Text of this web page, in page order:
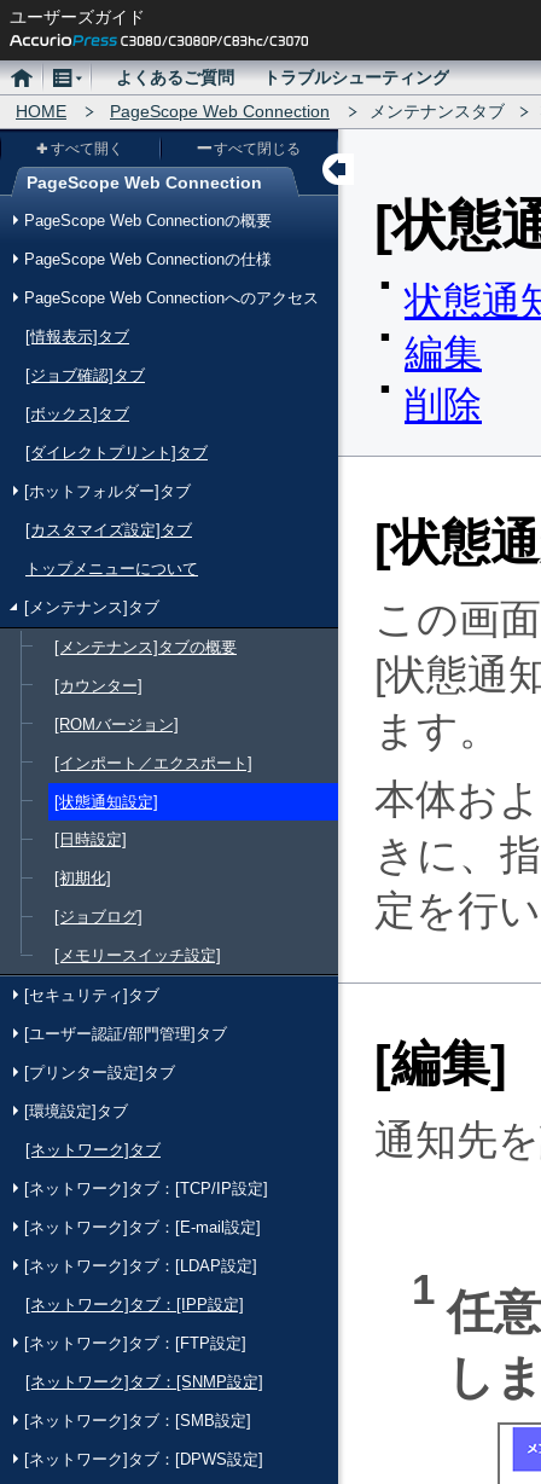
ユーザーズガイド
ホ
ー
メ
ニ
ュ
ー
よくあるご質問
トラブルシューティング
HOME
PageScope Web Connection メンテナンスタブ
メ
ー
PageScope Web Connection
すべて開く すべて閉じる
PageScope Web Connectionの概要
PageScope Web Connectionの仕様
PageScope Web Connectionへのアクセス
[情報表示]タブ
[ジョブ確認]タブ
[ボックス]タブ
[ダイレクトプリント]タブ
[ホットフォルダー]タブ
[カスタマイズ設定]タブ
トップメニューについて
[メンテナンス]タブ
[メンテナンス]タブの概要
[カウンター]
[ROMバージョン]
[インポート／エクスポート]
[状態通知設定]
[日時設定]
[初期化]
[ジョブログ]
[メモリースイッチ設定]
[セキュリティ]タブ
[ユーザー認証/部門管理]タブ
[プリンター設定]タブ
[環境設定]タブ
[ネットワーク]タブ
[ネットワーク]タブ：[TCP/IP設定]
[ネットワーク]タブ：[E-mail設定]
[ネットワーク]タブ：[LDAP設定]
[ネットワーク]タブ：[IPP設定]
[ネットワーク]タブ：[FTP設定]
[ネットワーク]タブ：[SNMP設定]
[ネットワーク]タブ：[SMB設定]
[ネットワーク]タブ：[DPWS設定]
状態
状態通
編集
削除
状態
この画
状態通
ます。
本体お
きに、
定を行
編集
通知先
任
し